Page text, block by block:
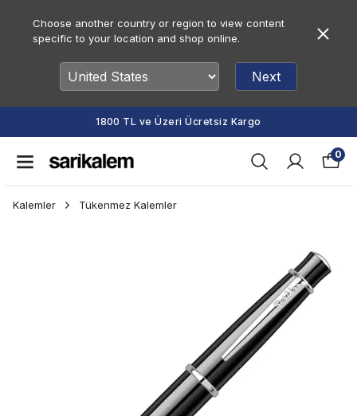
Choose another country or region to view content
specific to your location and shop online.
Next
1800 TL ve Üzeri Ücretsiz Kargo
0
Kalemler Tükenmez Kalemler